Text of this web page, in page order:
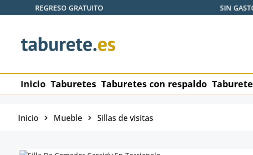
al contenido principal
Saltar a la búsqueda
Saltar a la navegación principal
REGRESO GRATUITO SIN
Inicio Taburetes Taburetes con respaldo
Inicio Mueble Sillas de visitas